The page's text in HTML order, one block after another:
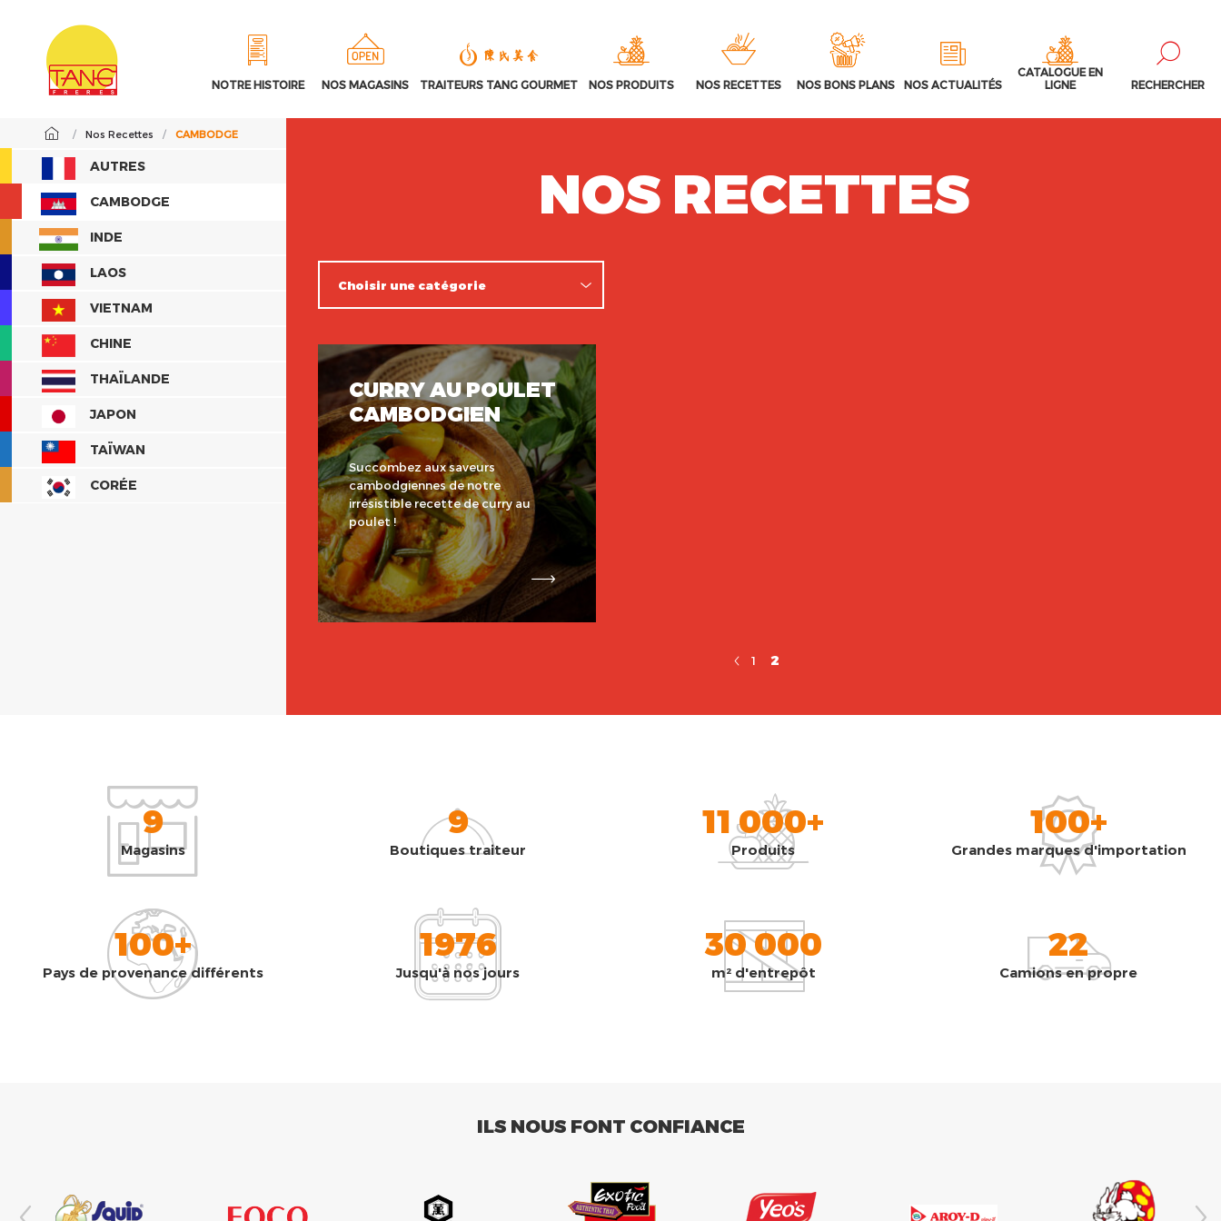
NOTRE HISTOIRE NOS MAGASINS TRAITEURS TANG GOURMET NOS PRODUITS NOS RECETTES NOS BONS PLANS NOS ACTUALITÉS
CATALOGUE EN
LIGNE
RECHERCHER
/ Nos Recettes / CAMBODGE
AUTRES
CAMBODGE
INDE
LAOS
VIETNAM
CHINE
THAÏLANDE
JAPON
TAÏWAN
CORÉE
NOS RECETTES
CURRY AU POULET
CAMBODGIEN
Succombez aux saveurs
cambodgiennes de notre
irrésistible recette de curry au
poulet !
1 2
9
Magasins
9
Boutiques traiteur
11 000+
Produits
100+
Grandes marques d'importation
100+
Pays de provenance différents
1976
Jusqu'à nos jours
30 000
m² d'entrepôt
22
Camions en propre
ILS NOUS FONT CONFIANCE